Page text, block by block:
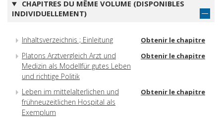
CHAPITRES DU MÊME VOLUME (DISPONIBLES
INDIVIDUELLEMENT)
Inhaltsverzeichnis ; Einleitung Obtenir le chapitre
Platons Arztvergleich Arzt und
Medizin als Modellfür gutes Leben
und richtige Politik
Obtenir le chapitre
Leben im mittelalterlichen und
frühneuzeitlichen Hospital als
Exemplum
Obtenir le chapitre